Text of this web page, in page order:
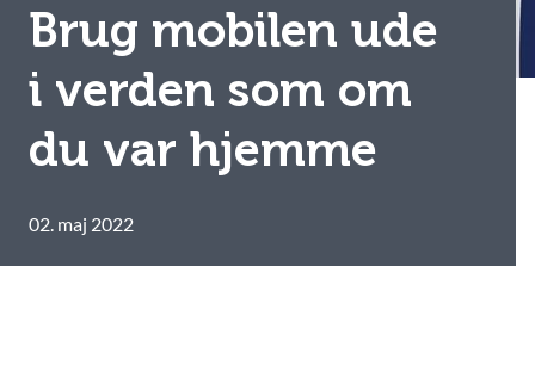
Brug mobilen ude
i verden som om
du var hjemme
02. maj 2022